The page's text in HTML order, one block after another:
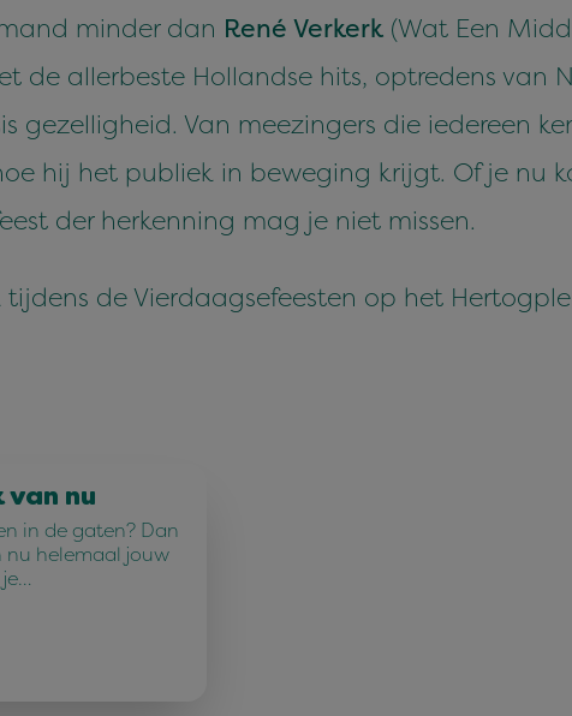
minder dan René Verkerk (Wat Een
de allerbeste Hollandse hits, optredens van
gezelligheid. Van meezingers die iedereen
hij het publiek in beweging krijgt. Of je nu
der herkenning mag je niet missen.
de Vierdaagsefeesten op het
van nu
in de gaten? Dan
nu helemaal jouw